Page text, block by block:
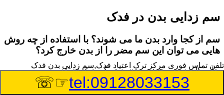
سم زدایی بدن در فدک
سم از کجا وارد بدن ما می شوند؟ با استفاده از چه روش
هایی می توان این سم مضر را از بدن خارج کرد؟
بطور کلی سم موجود در بدن به دو گروه عمده تقسیم می
شوند.بخش بزرگی از این سموم مثل مواد به جا مانده از سموم
گیاهی و آفت کش ها،فلزات سنگین ناشی از آلودگی هوا،انواع
تلفن تماس فوری مرکز ترک اعتیاد فدک,سم زدایی بدن فدک
tel:09128033153
☞☏